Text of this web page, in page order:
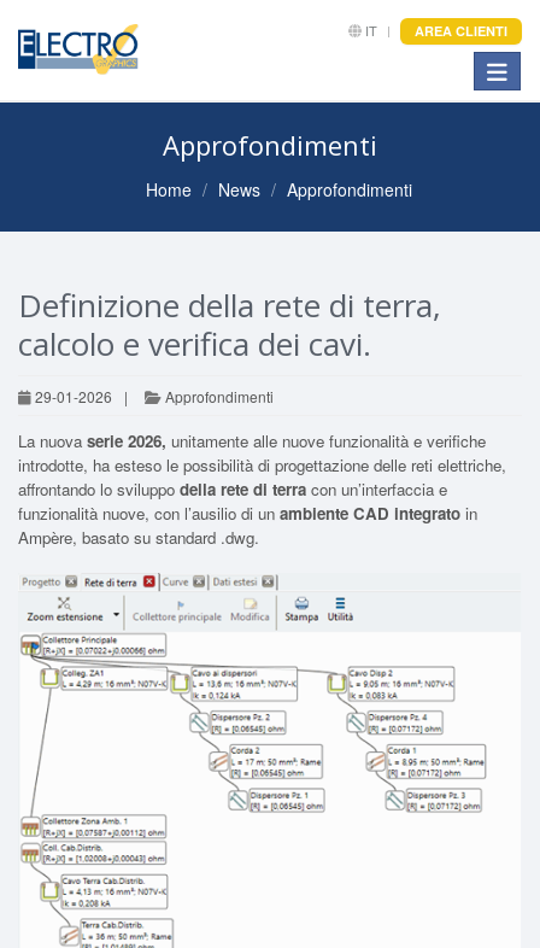
IT AREA CLIENTI
Approfondimenti
Home News Approfondimenti
Definizione della rete di terra,
calcolo e verifica dei cavi.
29-01-2026 | Approfondimenti
La nuova serie 2026, unitamente alle nuove funzionalità e verifiche
introdotte, ha esteso le possibilità di progettazione delle reti elettriche,
affrontando lo sviluppo della rete di terra con un’interfaccia e
funzionalità nuove, con l’ausilio di un ambiente CAD integrato in
Ampère, basato su standard .dwg.